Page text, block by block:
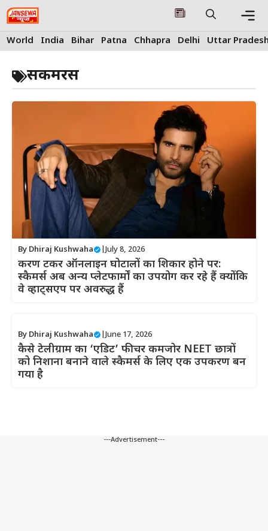
Skip
to
content
World India Bihar Patna Chhapra Delhi Uttar
सकमरस
By Dhiraj Kushwaha July 8, 2026
करण टकर ऑनलाइन घोटालों का शिकार होने पर:
स्कैमर्स अब अन्य प्लेटफार्मों का उपयोग कर रहे हैं क्योंकि
वे व्हाट्सएप पर अवरुद्ध हैं
By Dhiraj Kushwaha June 17, 2026
कैसे टेलीग्राम का ‘एडिट’ फीचर कमजोर NEET छात्रों
को निशाना बनाने वाले स्कैमर्स के लिए एक उपकरण बन
गया है
---Advertisement---